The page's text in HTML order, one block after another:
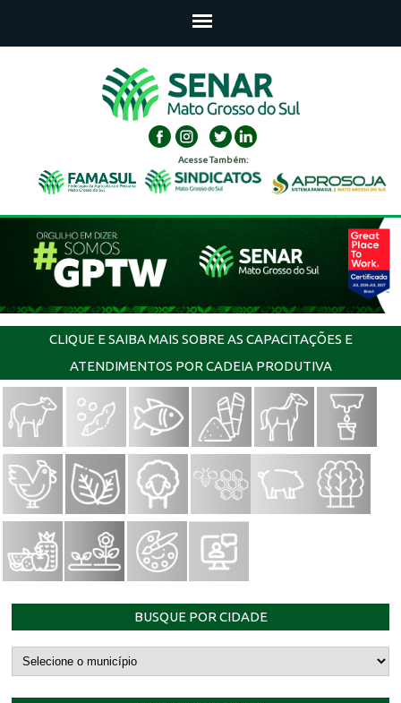
Acesse Também:
CLIQUE E SAIBA MAIS SOBRE AS CAPACITAÇÕES E
ATENDIMENTOS POR CADEIA PRODUTIVA
BUSQUE POR CIDADE